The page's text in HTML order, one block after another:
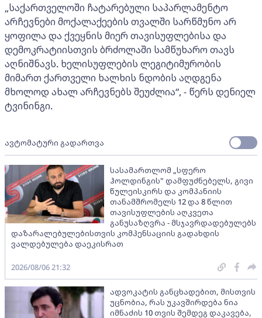
„საქართველოში ჩატარებული საპარლამენტო
არჩევნები მოქალაქეების თვალში სარწმუნო არ
ყოფილა და ქვეყნის მიერ თავისუფლებისა და
დემოკრატიისთვის ბრძოლაში სამწუხარო თავს
აღნიშნავს. ხელისუფლების ლეგიტიმურობის
მიმართ ქართველი ხალხის ნდობის აღდგენა
მხოლოდ ახალ არჩევნებს შეუძლია“, - წერს დენიელ
ტვინინგი.
ავტომატური გადართვა
სასამართლომ „სფერო
ჰოლდინგის" დამფუძნებელს, გივი
წულეისკირს და კომპანიის
თანამშრომელს 12 და 8 წლით
თავისუფლების აღკვეთა
განუსაზღვრა - მსჯავრდადებულებს
დაზარალებულებისთვის კომპენსაციის გადახდის
ვალდებულება დაეკისრათ
2026/08/06 21:32
ადვოკატის განცხადებით, მისთვის
უცნობია, რას უკავშირდება ნია
იმნაძის 10 თვის შემდეგ დაკავება,